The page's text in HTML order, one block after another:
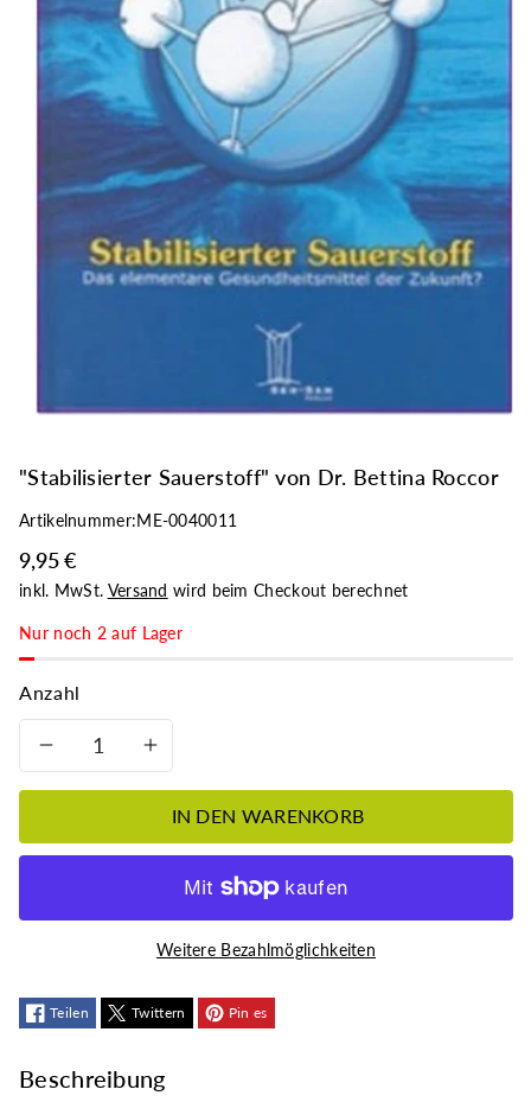
g
"Stabilisierter Sauerstoff" von Dr. Bettina Roccor
Artikelnummer:ME-0040011
9,95 €
inkl. MwSt. Versand wird beim Checkout berechnet
Nur noch 2 auf Lager
Anzahl
Verringere
für
&quot;Stabilisierter
Sauerstoff&quot;
von
Erhöhe
die
Menge
für
&quot;Stabilisierter
Sauerstoff&quot;
von
IN DEN WARENKORB
Weitere Bezahlmöglichkeiten
Teilen Twittern Pin es
Beschreibung